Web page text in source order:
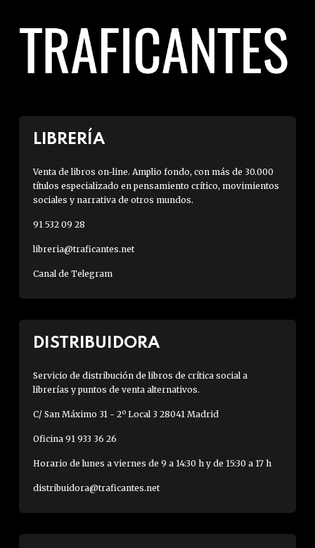
LIBRERÍA
Venta de libros on-line. Amplio fondo, con más de 30.000
títulos especializado en pensamiento crítico, movimientos
sociales y narrativa de otros mundos.
91 532 09 28
libreria@traficantes.net
Canal de Telegram
DISTRIBUIDORA
Servicio de distribución de libros de crítica social a
librerías y puntos de venta alternativos.
C/ San Máximo 31 - 2º Local 3 28041 Madrid
Oficina 91 933 36 26
Horario de lunes a viernes de 9 a 14:30 h y de 15:30 a 17 h
distribuidora@traficantes.net